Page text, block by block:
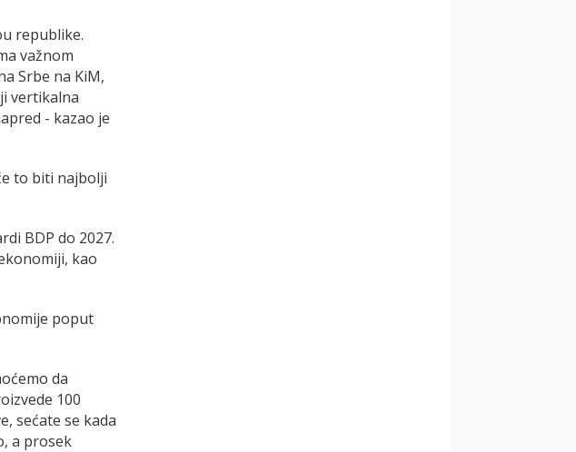
republike.
važnom
Srbe na KiM,
vertikalna
- kazao je
to biti najbolji
BDP do 2027.
kao
poput
da
100
sećate se kada
a prosek